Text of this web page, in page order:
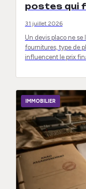
postes qui
31 juillet 2026
Un devis placo ne se
fournitures, type de
influencent le prix
IMMOBILIER